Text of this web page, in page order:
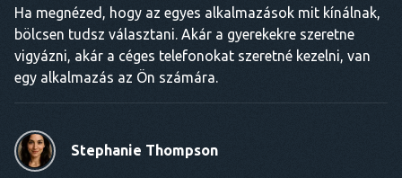
Ha megnézed, hogy az egyes alkalmazások mit kínálnak,
bölcsen tudsz választani. Akár a gyerekekre szeretne
vigyázni, akár a céges telefonokat szeretné kezelni, van
egy alkalmazás az Ön számára.
Stephanie Thompson